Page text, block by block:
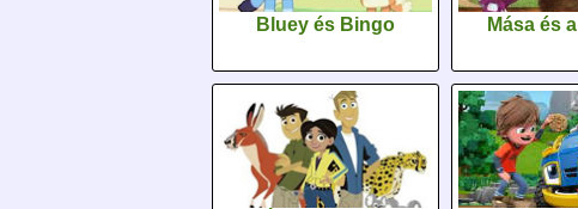
Bluey és Bingo Mása és